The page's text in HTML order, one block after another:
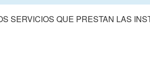
SERVICIOS QUE PRESTAN LAS